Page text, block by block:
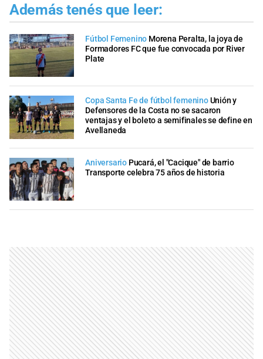
Además tenés que leer:
Fútbol Femenino Morena Peralta, la joya de
Formadores FC que fue convocada por River
Plate
Copa Santa Fe de fútbol femeninoUnión y
Defensores de la Costa no se sacaron
ventajas y el boleto a semifinales se define en
Avellaneda
Aniversario Pucará, el "Cacique" de barrio
Transporte celebra 75 años de historia